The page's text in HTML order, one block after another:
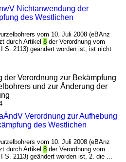
Nichtanwendung der
des Westlichen
vom 10. Juli 2008 (eBAnz
durch Artikel8 der Verordnung vom
S. 2113) geändert worden ist, ist nicht
der Verordnung zur Bekämpfung
und zur Änderung der
Verordnung zur Aufhebung
des Westlichen
vom 10. Juli 2008 (eBAnz
durch Artikel8 der Verordnung vom
S. 2113) geändert worden ist, 2. die ...